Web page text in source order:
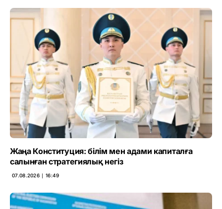
Жаңа Конституция: білім мен адами капиталға
салынған стратегиялық негіз
07.08.2026 ∣ 16:49